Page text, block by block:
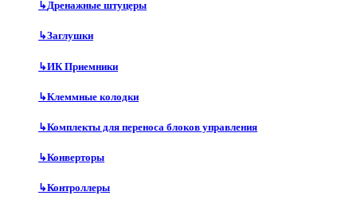
↳Дренажные штуцеры
↳Заглушки
↳ИК Приемники
↳Клеммные колодки
↳Комплекты для переноса блоков управления
↳Конверторы
↳Контроллеры